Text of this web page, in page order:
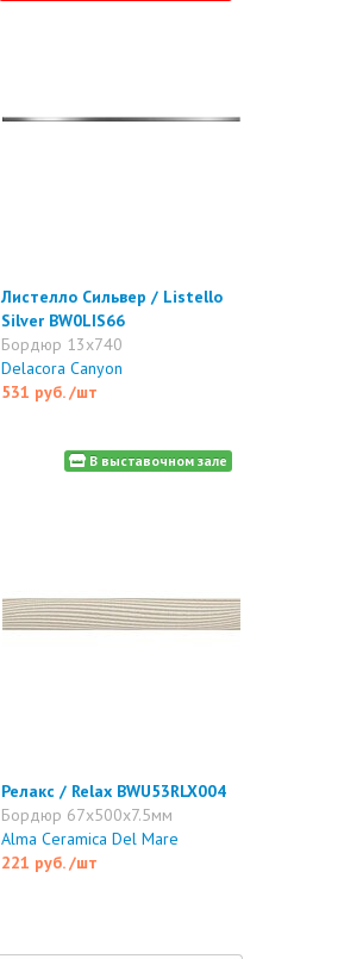
Листелло Сильвер / Listello
Silver BW0LIS66
Бордюр 13x740
Delacora Canyon
531 руб./шт
В выставочном зале
Релакс / Relax BWU53RLX004
Бордюр 67x500x7.5мм
Alma Ceramica Del Mare
221 руб./шт